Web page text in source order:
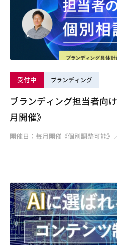
受付中 ブランディング
ブランディング担当者向
月開催》
開催日：毎月開催《個別調整可能》